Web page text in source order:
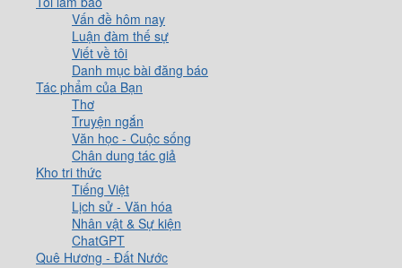
Vấn đề hôm nay
Luận đàm thế sự
Viết về tôi
Danh mục bài đăng báo
Tác phẩm của Bạn
Thơ
Truyện ngắn
Văn học - Cuộc sống
Chân dung tác giả
Kho tri thức
Tiếng Việt
Lịch sử - Văn hóa
Nhân vật & Sự kiện
ChatGPT
Quê Hương - Đất Nước